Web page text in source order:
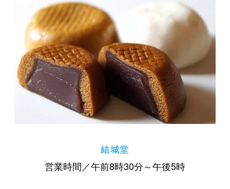
結城堂
営業時間／午前8時30分～午後5時